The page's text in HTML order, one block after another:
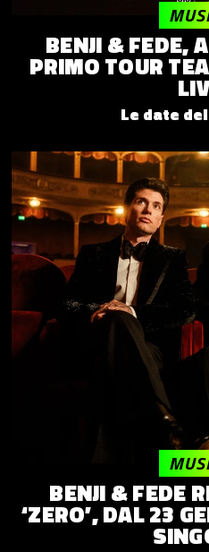
BENJI & FEDE,
PRIMO TOUR
Le date
BENJI & FEDE
‘ZERO’, DAL 23